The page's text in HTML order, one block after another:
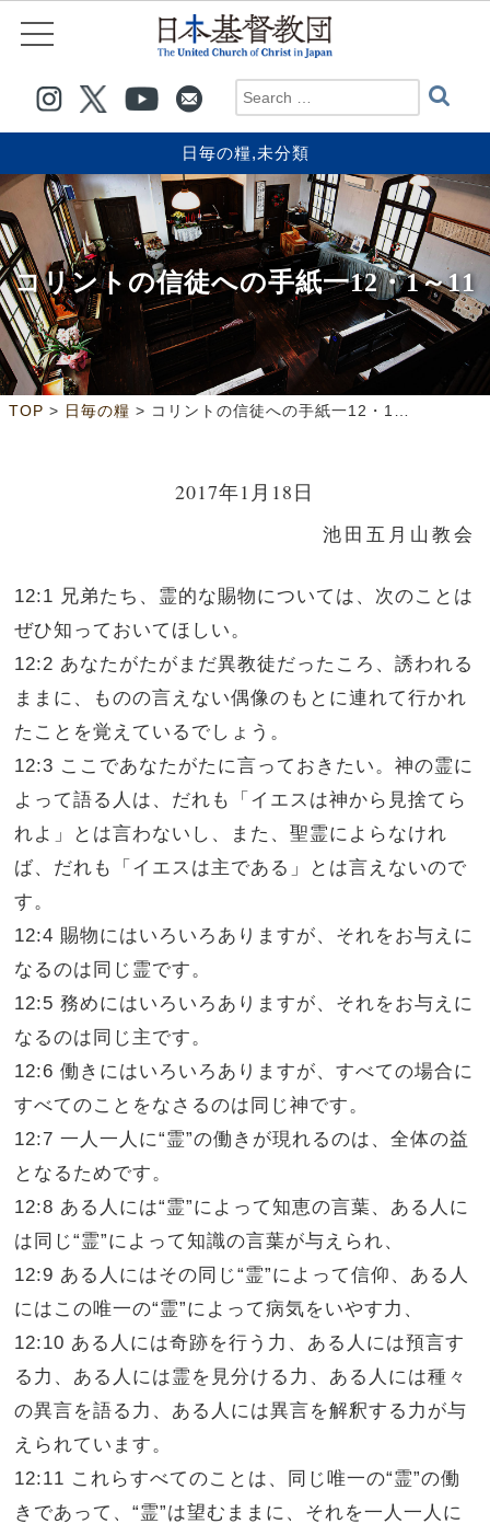
日毎の糧,未分類
コリントの信徒への手紙一12・1～11
TOP > 日毎の糧 > コリントの信徒への手紙一12・1～11
2017年1月18日
池田五月山教会
12:1 兄弟たち、霊的な賜物については、次のことは
ぜひ知っておいてほしい。
12:2 あなたがたがまだ異教徒だったころ、誘われる
ままに、ものの言えない偶像のもとに連れて行かれ
たことを覚えているでしょう。
12:3 ここであなたがたに言っておきたい。神の霊に
よって語る人は、だれも「イエスは神から見捨てら
れよ」とは言わないし、また、聖霊によらなけれ
ば、だれも「イエスは主である」とは言えないので
す。
12:4 賜物にはいろいろありますが、それをお与えに
なるのは同じ霊です。
12:5 務めにはいろいろありますが、それをお与えに
なるのは同じ主です。
12:6 働きにはいろいろありますが、すべての場合に
すべてのことをなさるのは同じ神です。
12:7 一人一人に“霊”の働きが現れるのは、全体の益
となるためです。
12:8 ある人には“霊”によって知恵の言葉、ある人に
は同じ“霊”によって知識の言葉が与えられ、
12:9 ある人にはその同じ“霊”によって信仰、ある人
にはこの唯一の“霊”によって病気をいやす力、
12:10 ある人には奇跡を行う力、ある人には預言す
る力、ある人には霊を見分ける力、ある人には種々
の異言を語る力、ある人には異言を解釈する力が与
えられています。
12:11 これらすべてのことは、同じ唯一の“霊”の働
きであって、“霊”は望むままに、それを一人一人に